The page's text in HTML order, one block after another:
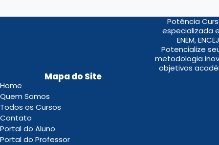
Potência
especializada
ENEM,
Potencialize
metodologia
objetivos
Mapa do Site
Home
Quem Somos
Todos os Cursos
Contato
Portal do Aluno
Portal do Professor